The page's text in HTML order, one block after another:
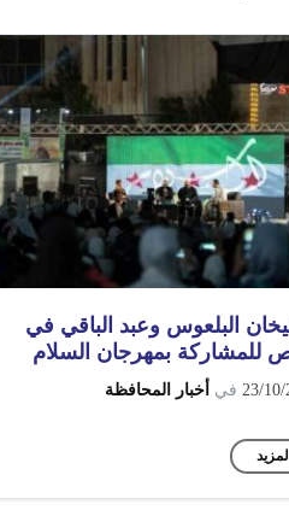
البلعوس وعبد الباقي في
للمشاركة بمهرجان السلام
23/10/ في أخبار المحافظة